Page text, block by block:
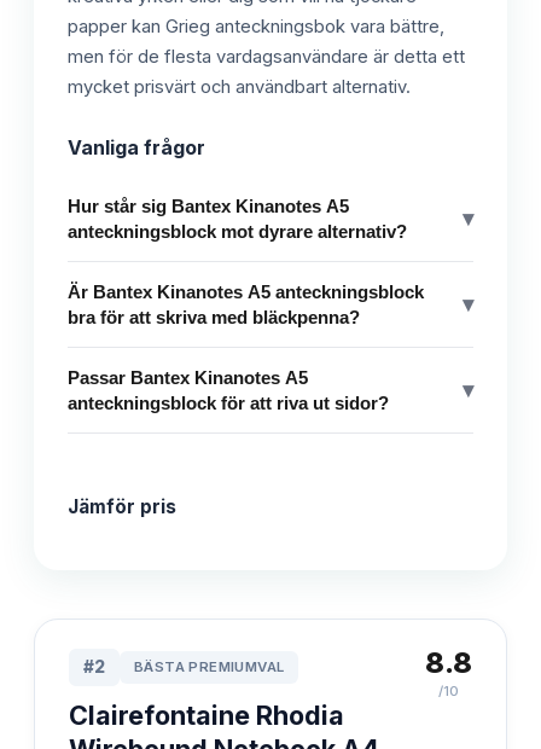
papper kan Grieg anteckningsbok vara bättre,
men för de flesta vardagsanvändare är detta ett
mycket prisvärt och användbart alternativ.
Vanliga frågor
Hur står sig Bantex Kinanotes A5
anteckningsblock mot dyrare alternativ?
▾
Är Bantex Kinanotes A5 anteckningsblock
bra för att skriva med bläckpenna?
▾
Passar Bantex Kinanotes A5
anteckningsblock för att riva ut sidor?
▾
Jämför pris
#2 BÄSTA PREMIUMVAL
Clairefontaine Rhodia
8.8
/10